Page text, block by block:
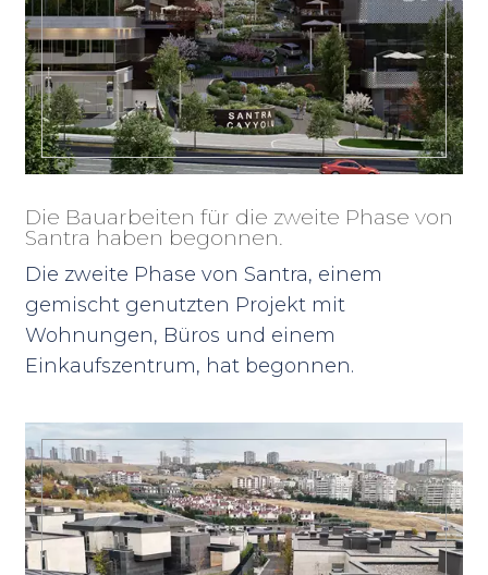
Die Bauarbeiten für die zweite Phase von
Santra haben begonnen.
Die zweite Phase von Santra, einem
gemischt genutzten Projekt mit
Wohnungen, Büros und einem
Einkaufszentrum, hat begonnen.